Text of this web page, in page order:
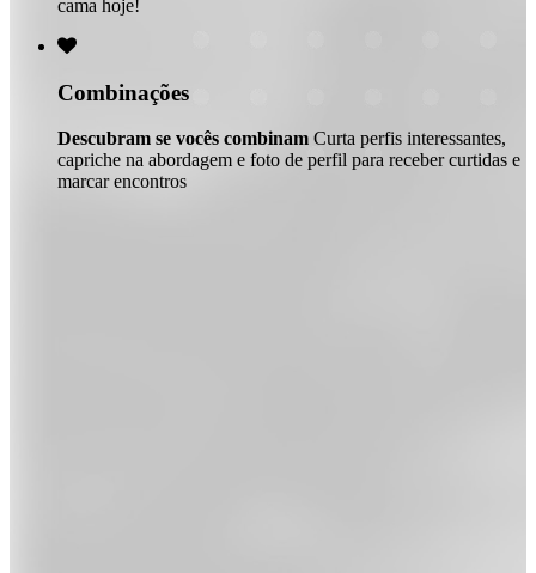
cama hoje!

Combinações
Descubram se vocês combinam Curta perfis interessantes,
capriche na abordagem e foto de perfil para receber curtidas e
marcar encontros